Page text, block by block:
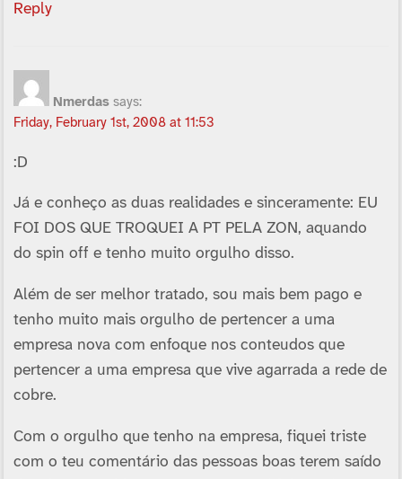
Reply
Nmerdas says:
Friday, February 1st, 2008 at 11:53
:D
Já e conheço as duas realidades e sinceramente: EU
FOI DOS QUE TROQUEI A PT PELA ZON, aquando
do spin off e tenho muito orgulho disso.
Além de ser melhor tratado, sou mais bem pago e
tenho muito mais orgulho de pertencer a uma
empresa nova com enfoque nos conteudos que
pertencer a uma empresa que vive agarrada a rede de
cobre.
Com o orgulho que tenho na empresa, fiquei triste
com o teu comentário das pessoas boas terem saí­do